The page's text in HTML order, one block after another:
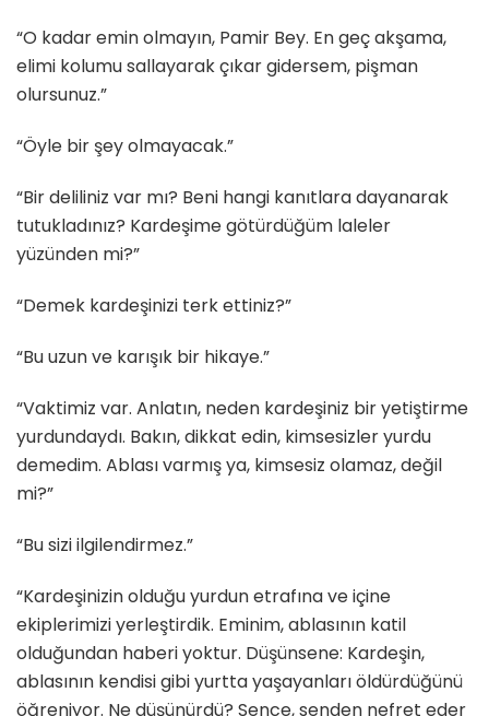
“O kadar emin olmayın, Pamir Bey. En geç akşama,
elimi kolumu sallayarak çıkar gidersem, pişman
olursunuz.”
“Öyle bir şey olmayacak.”
“Bir deliliniz var mı? Beni hangi kanıtlara dayanarak
tutukladınız? Kardeşime götürdüğüm laleler
yüzünden mi?”
“Demek kardeşinizi terk ettiniz?”
“Bu uzun ve karışık bir hikaye.”
“Vaktimiz var. Anlatın, neden kardeşiniz bir yetiştirme
yurdundaydı. Bakın, dikkat edin, kimsesizler yurdu
demedim. Ablası varmış ya, kimsesiz olamaz, değil
mi?”
“Bu sizi ilgilendirmez.”
“Kardeşinizin olduğu yurdun etrafına ve içine
ekiplerimizi yerleştirdik. Eminim, ablasının katil
olduğundan haberi yoktur. Düşünsene: Kardeşin,
ablasının kendisi gibi yurtta yaşayanları öldürdüğünü
öğreniyor. Ne düşünürdü? Sence, senden nefret eder